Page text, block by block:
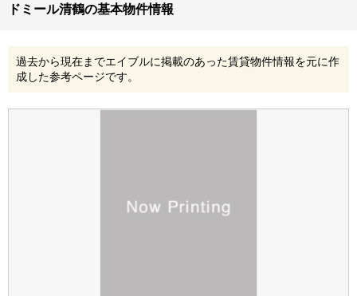
ドミール清鶴の基本物件情報
過去から現在までエイブルに掲載のあった賃貸物件情報を元に作
成した参考ページです。